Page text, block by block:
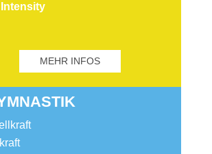
MEHR INFOS